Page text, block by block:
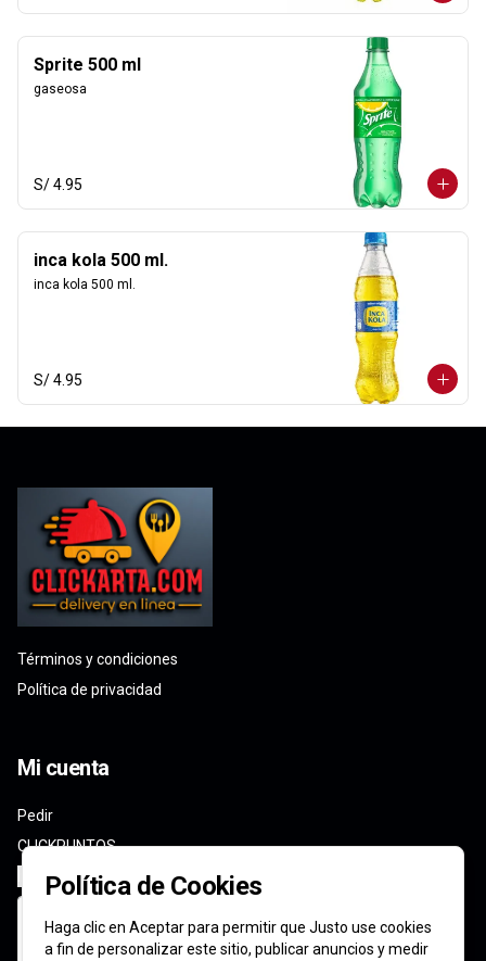
Sprite 500 ml
gaseosa
S/ 4.95
inca kola 500 ml.
inca kola 500 ml.
S/ 4.95
Términos y condiciones
Política de privacidad
Mi cuenta
Pedir
CLICKPUNTOS
Iniciar sesión
Política de Cookies
Haga clic en Aceptar para permitir que Justo use cookies
a fin de personalizar este sitio, publicar anuncios y medir